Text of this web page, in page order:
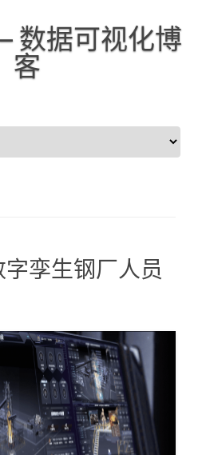
数据可视化博
客
Skip to content
字孪生钢厂人员